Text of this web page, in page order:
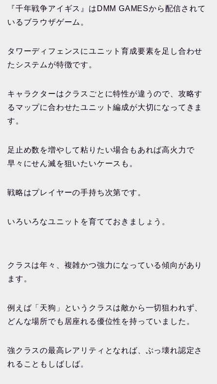
『千年戦争アイギス』はDMM GAMESから配信されて
いるブラウザゲーム。
タワーディフェンスにユニット育成要素を足し合わせ
たシステムが特徴です。
キャラクターはクラスごとに特性が違うので、攻略す
るマップに合わせたユニット編成が大切になってきま
す。
足止め数を増やして粘りたい場合もあれば高火力で
早々にせん滅を狙いたいケースも。
戦略はプレイヤーの手持ち次第です。
いろいろなユニットを育てておきましょう。
クラスは年々、複雑かつ強力になっている傾向があり
ます。
例えば「天狗」というクラスは敵から一切狙われず、
どんな場所でも居座れる優位性を持っていました。
強クラスの最高レアリティとなれば、ぶっ壊れ認定さ
れることもしばしば。